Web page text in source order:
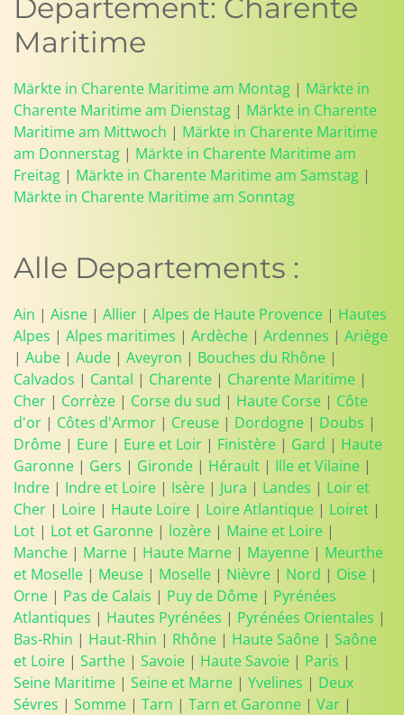
Departement: Charente
Maritime
Märkte in Charente Maritime am Montag | Märkte in
Charente Maritime am Dienstag | Märkte in Charente
Maritime am Mittwoch | Märkte in Charente Maritime
am Donnerstag | Märkte in Charente Maritime am
Freitag | Märkte in Charente Maritime am Samstag |
Märkte in Charente Maritime am Sonntag
Alle Departements :
Ain | Aisne | Allier | Alpes de Haute Provence | Hautes
Alpes | Alpes maritimes | Ardèche | Ardennes | Ariège
| Aube | Aude | Aveyron | Bouches du Rhône |
Calvados | Cantal | Charente | Charente Maritime |
Cher | Corrèze | Corse du sud | Haute Corse | Côte
d'or | Côtes d'Armor | Creuse | Dordogne | Doubs |
Drôme | Eure | Eure et Loir | Finistère | Gard | Haute
Garonne | Gers | Gironde | Hérault | Ille et Vilaine |
Indre | Indre et Loire | Isère | Jura | Landes | Loir et
Cher | Loire | Haute Loire | Loire Atlantique | Loiret |
Lot | Lot et Garonne | lozère | Maine et Loire |
Manche | Marne | Haute Marne | Mayenne | Meurthe
et Moselle | Meuse | Moselle | Nièvre | Nord | Oise |
Orne | Pas de Calais | Puy de Dôme | Pyrénées
Atlantiques | Hautes Pyrénées | Pyrénées Orientales |
Bas-Rhin | Haut-Rhin | Rhône | Haute Saône | Saône
et Loire | Sarthe | Savoie | Haute Savoie | Paris |
Seine Maritime | Seine et Marne | Yvelines | Deux
Sévres | Somme | Tarn | Tarn et Garonne | Var |